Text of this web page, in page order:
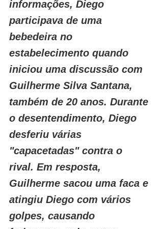
informações, Diego
participava de uma
bebedeira no
estabelecimento quando
iniciou uma discussão com
Guilherme Silva Santana,
também de 20 anos. Durante
o desentendimento, Diego
desferiu várias
"capacetadas" contra o
rival. Em resposta,
Guilherme sacou uma faca e
atingiu Diego com vários
golpes, causando